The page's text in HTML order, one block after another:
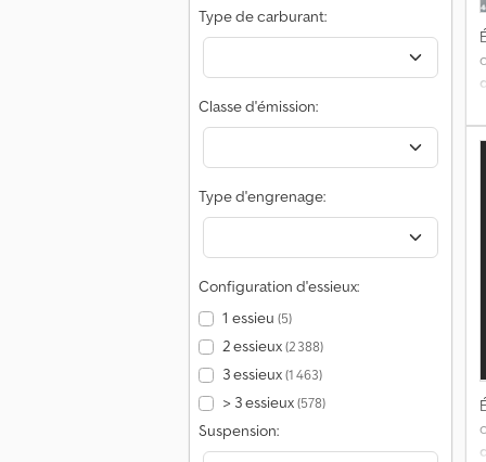
Type de carburant:
Classe d'émission:
Type d'engrenage:
Configuration d'essieux:
1 essieu (5)
2 essieux(2 388)
3 essieux(1 463)
> 3 essieux(578)
Suspension: